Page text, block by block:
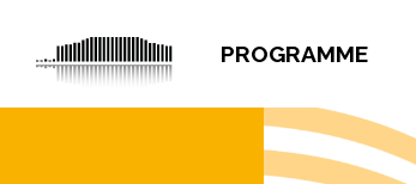
PROGRAMME